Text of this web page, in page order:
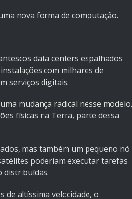
nova forma de computação.
data centers espalhados
com milhares de
serviços digitais.
mudança radical nesse modelo.
físicas na Terra, parte dessa
mas também um pequeno nó
poderiam executar tarefas
distribuídas.
de altíssima velocidade, o